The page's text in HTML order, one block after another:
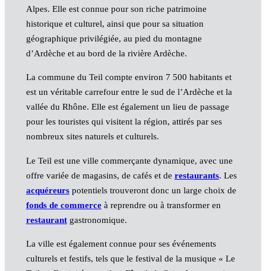
Alpes. Elle est connue pour son riche patrimoine
historique et culturel, ainsi que pour sa situation
géographique privilégiée, au pied du montagne
d’Ardèche et au bord de la rivière Ardèche.
La commune du Teil compte environ 7 500 habitants et
est un véritable carrefour entre le sud de l’Ardèche et la
vallée du Rhône. Elle est également un lieu de passage
pour les touristes qui visitent la région, attirés par ses
nombreux sites naturels et culturels.
Le Teil est une ville commerçante dynamique, avec une
offre variée de magasins, de cafés et de restaurants. Les
acquéreurspotentiels trouveront donc un large choix de
fonds de commerceà reprendre ou à transformer en
restaurantgastronomique.
La ville est également connue pour ses événements
culturels et festifs, tels que le festival de la musique « Le